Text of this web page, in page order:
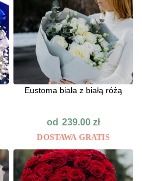
Eustoma biała z białą różą
od 239.00zł
DOSTAWA GRATIS